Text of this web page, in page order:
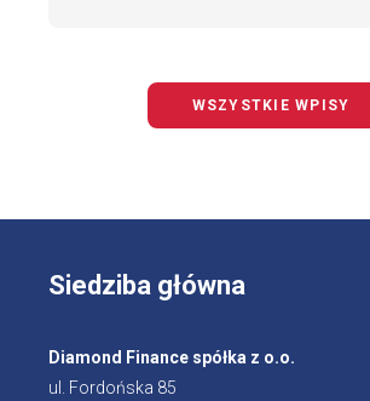
WSZYSTKIE WPISY
Siedziba główna
Diamond Finance spółka z o.o.
ul. Fordońska 85